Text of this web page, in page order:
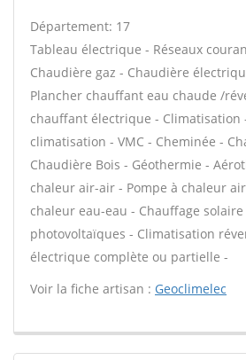
Département: 17
Tableau électrique - Réseaux
Chaudière gaz - Chaudière
Plancher chauffant eau chaude /
chauffant électrique - Climatisation
climatisation - VMC - Cheminée -
Chaudière Bois - Géothermie -
chaleur air-air - Pompe à chaleur
chaleur eau-eau - Chauffage
photovoltaïques - Climatisation
électrique complète ou partielle -
Voir la fiche artisan : Geoclimelec